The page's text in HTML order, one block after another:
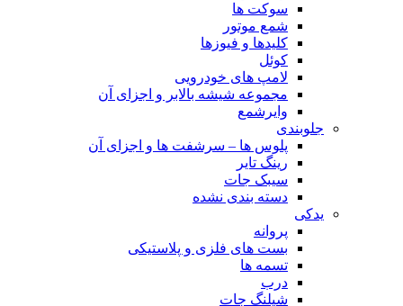
سوکت ها
شمع موتور
کلیدها و فیوزها
کوئل
لامپ های خودرویی
مجموعه شیشه بالابر و اجزای آن
وایرشمع
جلوبندی
پلوس ها – سرشفت ها و اجزای آن
رینگ تایر
سیبک جات
دسته بندی نشده
یدکی
پروانه
بست های فلزی و پلاستیکی
تسمه ها
درب
شیلنگ جات